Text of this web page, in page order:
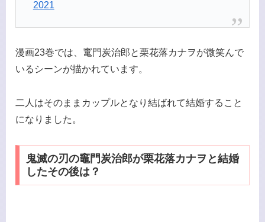
2021
漫画23巻では、竃門炭治郎と栗花落カナヲが微笑んで
いるシーンが描かれています。
二人はそのままカップルとなり結ばれて結婚すること
になりました。
鬼滅の刃の竈門炭治郎が栗花落カナヲと結婚
したその後は？